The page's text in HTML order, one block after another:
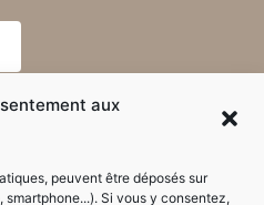
aux
peuvent être déposés sur
Si vous y consentez,
de la mairie